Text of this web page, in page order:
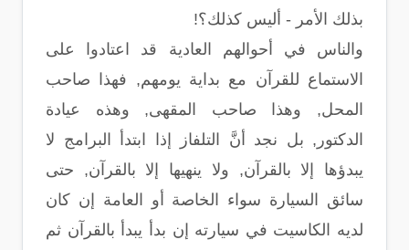
بذلك الأمر - أليس كذلك؟!
والناس في أحوالهم العادية قد اعتادوا على
الاستماع للقرآن مع بداية يومهم, فهذا صاحب
المحل, وهذا صاحب المقهى, وهذه عيادة
الدكتور, بل نجد أنَّ التلفاز إذا ابتدأ البرامج لا
يبدؤها إلا بالقرآن, ولا ينهيها إلا بالقرآن, حتى
سائق السيارة سواء الخاصة أو العامة إن كان
لديه الكاسيت في سيارته إن بدأ يبدأ بالقرآن ثم